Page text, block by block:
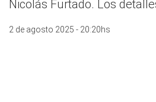
Nicolás Furtado. Los
2 de agosto 2025 - 20:20hs